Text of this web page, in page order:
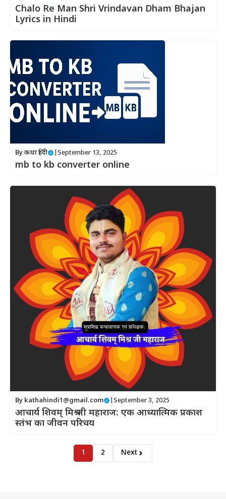
Chalo Re Man Shri Vrindavan Dham Bhajan
Lyrics in Hindi
Byकथा हिंदी September 13, 2025
mb to kb converter online
By kathahindi1@gmail.com September 3, 2025
आचार्य शिवम् मिश्र जी महाराज: एक आध्यात्मिक प्रकाश
स्तंभ का जीवन परिचय
1 2 Next